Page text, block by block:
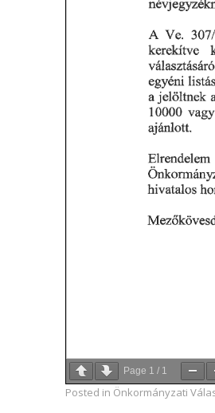
Page 1 / 1
Posted in Önkormányzati